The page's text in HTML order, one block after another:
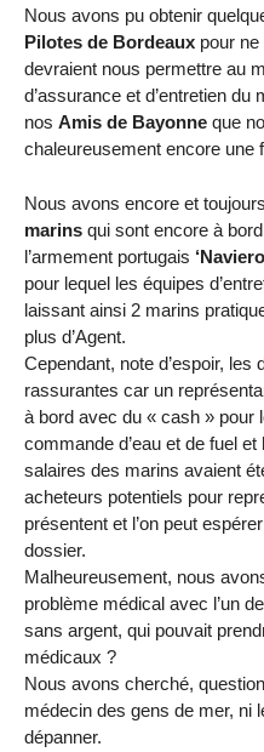
Nous avons pu obtenir
Pilotes de Bordeaux pour ne
devraient nous permettre au
d’assurance et d’entretien
nos Amis de Bayonne que
chaleureusement encore une
Nous avons encore et
marins qui sont encore à
l’armement portugais
pour lequel les équipes
laissant ainsi 2 marins
plus d’Agent.
Cependant, note d’espoir,
rassurantes car un
à bord avec du « cash » pour
commande d’eau et de fuel
salaires des marins avaient
acheteurs potentiels pour
présentent et l’on peut
dossier.
Malheureusement, nous
problème médical avec l’un
sans argent, qui pouvait
médicaux ?
Nous avons cherché,
médecin des gens de mer, ni
dépanner.